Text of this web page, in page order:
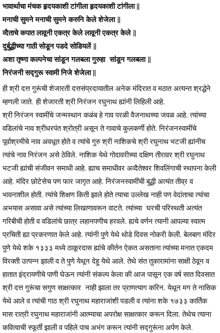
भावार्थाचा मंचक हृदयकाशी टांगीला हृदयकाशी टांगीला ||
मनाची सुमने मनाची सुमने करुनि केले शेजेला ||
व्दैताचे कपात लावूनी एकत्र केले लावूनी एकत्र केले ||
दुर्बुद्धीच्या गाठी सोडून पडदे सोडियलें ||
अशा तृष्णा कल्पनेचा सांडून गलबला गुरुहा सांडून गलबला ||
निरंजनी सद्गुरू स्वामी निजे शेजेला ||
ही श्री दत्त गुरूंची शेजारती दत्तसंप्रदायातील अनेक मंदिरात व मठात अत्यन्त श्रद्धेने
म्हणली जाते. ही शेजारती श्री निरंजन रघुनाथ ह्यांनी लिहिली आहे.
श्री निरंजन स्वामींचे जन्मस्थान कळंब हे गाव परळी वैजनाथच्या जवळ आहे. त्यांच्या
वडिलांचे नाव श्रीधरपंत श्रोत्री असून ते गावाचे कुलकर्णी होते. निरंजनस्वामींचे
पूर्वाश्रमीचे नाव अवधूत होते व त्यांचे गुरु श्री नाशिकचे श्री रघुनाथ भटजी ह्यांनीच
त्यांचे नाव निरंजन असे ठेविले. नाशिक येथे गोदावरीच्या दक्षिण तीरावर श्री रघुनाथ
भटजी ह्यांची संजीवन समाधी आहे. ह्याच समाधीवर अव्दैतेश्वर शिवलिंगाची स्थापना केली
आहे. मंदिर छोटेसेच पण फार जागृत आहे. निरंजनस्वामींची बुद्धी अत्यंत तीव्र व
भावनाशील होती. त्यांचे शिक्षण किती झाले होते त्याचा उल्लेख नाही पण वेदांताचा त्यांचा
अभयास असावा असे त्यांच्या लिखाणावरून वाटते. त्यांच्या घरची परिस्थती अत्यंत
गरिबीची होती व वडिलांचे छात्र लहानपणीच हरवले. ह्यचे वर्णन त्यानी आपल्या स्वात्म
प्रचिती ह्या प्रकरणात केले आहे. त्यांनी पुणे येथे थोडे दिवस नोकरी केली. बेलबाग मंदिर
पुणे येथे शके १३३३ मध्ये ठाकूरदास ह्यांचे कीर्तन ऐकत असताना त्यांच्या मनात एकदम
विरक्ती उत्पन्न झाली व ते पुणे येथून देहू येथे आले. तेथे संत तुकारामांना साक्षी ठेवून व
हातात इंद्रायणीचे पाणी घेऊन त्यांनी संकल्प केला की आज पासून एक वर्ष सात दिवसात
श्री दत्त गुरूंचा सगुण साक्षत्कार नाही झाला तर प्राणत्याग करिन. येथून मग ते नासिक
येथे आले व त्यांची गाठ श्री रघुनाथ महाराजांशी पडली व त्यांना शके १७३३ कार्तिक
मास रात्री रघुनाथ महाराजांनी आत्म्याचा अपरोक्ष साक्षत्कार करून दिला. तेथेच त्याना
कवित्वाची स्फूर्ती झाली व पहिले पाच अभंग करून त्यांनी सद्गुरूंना अर्पण केले.